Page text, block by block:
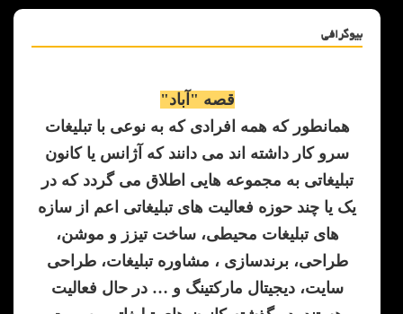
بیوگرافی
قصه "آباد"
همانطور که همه افرادی که به نوعی با تبلیغات
سرو کار داشته اند می دانند که آژانس یا کانون
تبلیغاتی به مجموعه هایی اطلاق می گردد که در
یک یا چند حوزه فعالیت های تبلیغاتی اعم از سازه
های تبلیغات محیطی، ساخت تیزز و موشن،
طراحی، برندسازی ، مشاوره تبلیغات، طراحی
سایت، دیجیتال مارکتینگ و … در حال فعالیت